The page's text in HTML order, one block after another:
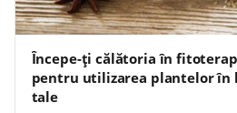
Începe-ți călătoria în
pentru utilizarea plantelor în
tale